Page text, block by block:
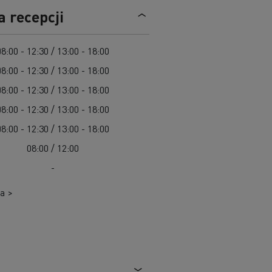
Pojazdy dla jednostek samorządu terytorialnego
Pojazdy ratowniczo-gaśnicze
Zbiórka odpadów
Roboty drogowe
Czyszczenie i konserwacja kanalizacji
Leasing dla pojazdów elektrycznych
Design: rewolucja w pojazdach elektrycznych
Firma Guerlain i dostawy do 15 sklepów w
Grupa Delanchy korzysta z elektrycznych
ciężarówek
recepcji
- 12:30 / 13:00 - 18:00
- 12:30 / 13:00 - 18:00
- 12:30 / 13:00 - 18:00
- 12:30 / 13:00 - 18:00
- 12:30 / 13:00 - 18:00
08:00 / 12:00
-
>